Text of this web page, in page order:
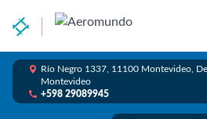
 Río Negro 1337, 11100 Montevideo,
Montevideo
 +598 29089945